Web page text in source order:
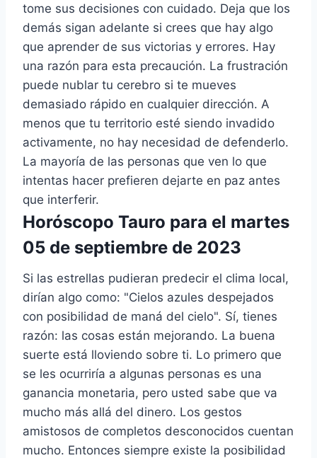
tome sus decisiones con cuidado. Deja que los
demás sigan adelante si crees que hay algo
que aprender de sus victorias y errores. Hay
una razón para esta precaución. La frustración
puede nublar tu cerebro si te mueves
demasiado rápido en cualquier dirección. A
menos que tu territorio esté siendo invadido
activamente, no hay necesidad de defenderlo.
La mayoría de las personas que ven lo que
intentas hacer prefieren dejarte en paz antes
que interferir.
Horóscopo Tauro para el martes
05 de septiembre de 2023
Si las estrellas pudieran predecir el clima local,
dirían algo como: "Cielos azules despejados
con posibilidad de maná del cielo". Sí, tienes
razón: las cosas están mejorando. La buena
suerte está lloviendo sobre ti. Lo primero que
se les ocurriría a algunas personas es una
ganancia monetaria, pero usted sabe que va
mucho más allá del dinero. Los gestos
amistosos de completos desconocidos cuentan
mucho. Entonces siempre existe la posibilidad